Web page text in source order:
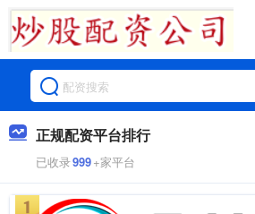
正规配资平台排行
已收录999+家平台